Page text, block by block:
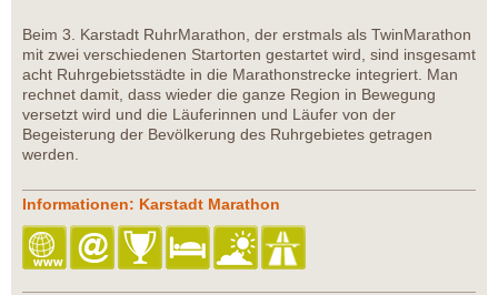
Beim 3. Karstadt RuhrMarathon, der erstmals als TwinMarathon
mit zwei verschiedenen Startorten gestartet wird, sind insgesamt
acht Ruhrgebietsstädte in die Marathonstrecke integriert. Man
rechnet damit, dass wieder die ganze Region in Bewegung
versetzt wird und die Läuferinnen und Läufer von der
Begeisterung der Bevölkerung des Ruhrgebietes getragen
werden.
Informationen: Karstadt Marathon